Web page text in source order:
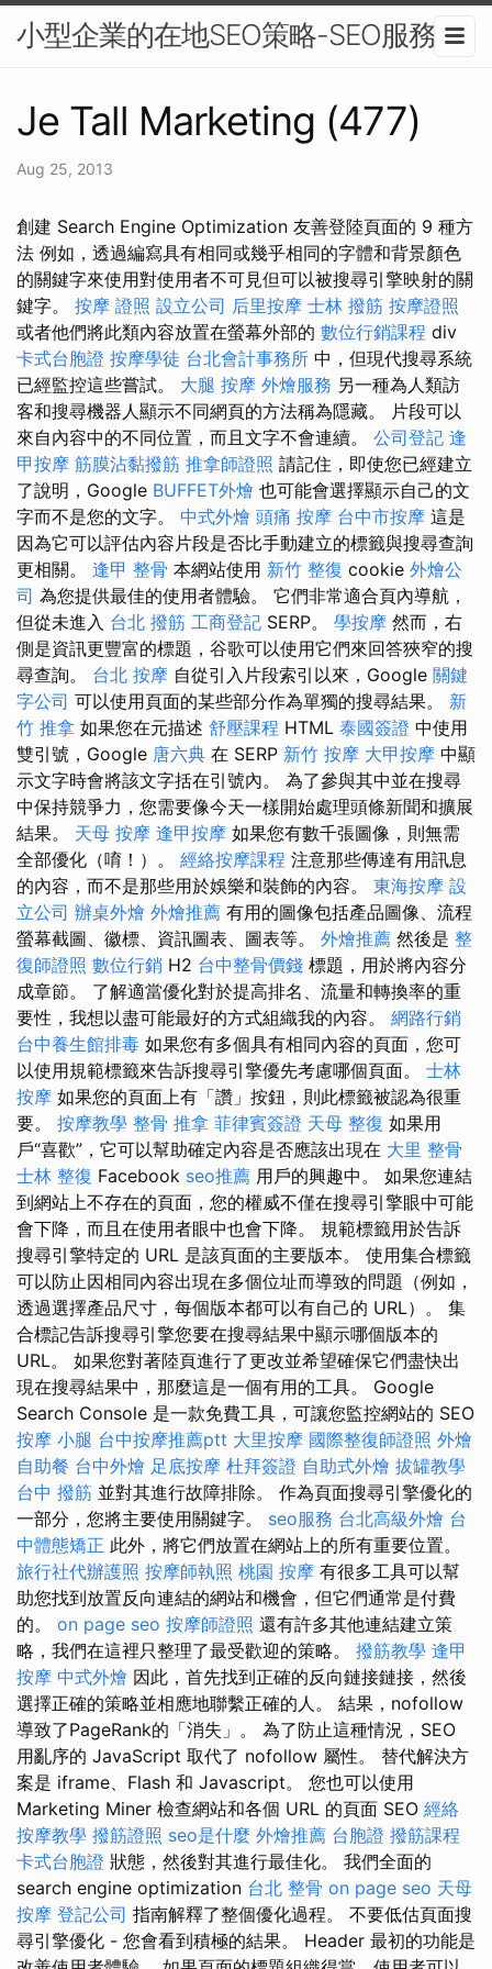
小型企業的在地SEO策略-SEO服務
Je Tall Marketing (477)
Aug 25, 2013
創建 Search Engine Optimization 友善登陸頁面的 9 種方
法 例如，透過編寫具有相同或幾乎相同的字體和背景顏色
的關鍵字來使用對使用者不可見但可以被搜尋引擎映射的關
鍵字。 按摩 證照 設立公司 后里按摩 士林 撥筋 按摩證照
或者他們將此類內容放置在螢幕外部的 數位行銷課程 div
卡式台胞證 按摩學徒 台北會計事務所 中，但現代搜尋系統
已經監控這些嘗試。 大腿 按摩 外燴服務 另一種為人類訪
客和搜尋機器人顯示不同網頁的方法稱為隱藏。 片段可以
來自內容中的不同位置，而且文字不會連續。 公司登記 逢
甲按摩 筋膜沾黏撥筋 推拿師證照 請記住，即使您已經建立
了說明，Google BUFFET外燴 也可能會選擇顯示自己的文
字而不是您的文字。 中式外燴 頭痛 按摩 台中市按摩 這是
因為它可以評估內容片段是否比手動建立的標籤與搜尋查詢
更相關。 逢甲 整骨 本網站使用 新竹 整復 cookie 外燴公
司 為您提供最佳的使用者體驗。 它們非常適合頁內導航，
但從未進入 台北 撥筋 工商登記 SERP。 學按摩 然而，右
側是資訊更豐富的標題，谷歌可以使用它們來回答狹窄的搜
尋查詢。 台北 按摩 自從引入片段索引以來，Google 關鍵
字公司 可以使用頁面的某些部分作為單獨的搜尋結果。 新
竹 推拿 如果您在元描述 舒壓課程 HTML 泰國簽證 中使用
雙引號，Google 唐六典 在 SERP 新竹 按摩 大甲按摩 中顯
示文字時會將該文字括在引號內。 為了參與其中並在搜尋
中保持競爭力，您需要像今天一樣開始處理頭條新聞和擴展
結果。 天母 按摩 逢甲按摩 如果您有數千張圖像，則無需
全部優化（唷！）。 經絡按摩課程 注意那些傳達有用訊息
的內容，而不是那些用於娛樂和裝飾的內容。 東海按摩 設
立公司 辦桌外燴 外燴推薦 有用的圖像包括產品圖像、流程
螢幕截圖、徽標、資訊圖表、圖表等。 外燴推薦 然後是 整
復師證照 數位行銷 H2 台中整骨價錢 標題，用於將內容分
成章節。 了解適當優化對於提高排名、流量和轉換率的重
要性，我想以盡可能最好的方式組織我的內容。 網路行銷
台中養生館排毒 如果您有多個具有相同內容的頁面，您可
以使用規範標籤來告訴搜尋引擎優先考慮哪個頁面。 士林
按摩 如果您的頁面上有「讚」按鈕，則此標籤被認為很重
要。 按摩教學 整骨 推拿 菲律賓簽證 天母 整復 如果用
戶“喜歡”，它可以幫助確定內容是否應該出現在 大里 整骨
士林 整復 Facebook seo推薦 用戶的興趣中。 如果您連結
到網站上不存在的頁面，您的權威不僅在搜尋引擎眼中可能
會下降，而且在使用者眼中也會下降。 規範標籤用於告訴
搜尋引擎特定的 URL 是該頁面的主要版本。 使用集合標籤
可以防止因相同內容出現在多個位址而導致的問題（例如，
透過選擇產品尺寸，每個版本都可以有自己的 URL）。 集
合標記告訴搜尋引擎您要在搜尋結果中顯示哪個版本的
URL。 如果您對著陸頁進行了更改並希望確保它們盡快出
現在搜尋結果中，那麼這是一個有用的工具。 Google
Search Console 是一款免費工具，可讓您監控網站的 SEO
按摩 小腿 台中按摩推薦ptt 大里按摩 國際整復師證照 外燴
自助餐 台中外燴 足底按摩 杜拜簽證 自助式外燴 拔罐教學
台中 撥筋 並對其進行故障排除。 作為頁面搜尋引擎優化的
一部分，您將主要使用關鍵字。 seo服務 台北高級外燴 台
中體態矯正 此外，將它們放置在網站上的所有重要位置。
旅行社代辦護照 按摩師執照 桃園 按摩 有很多工具可以幫
助您找到放置反向連結的網站和機會，但它們通常是付費
的。 on page seo 按摩師證照 還有許多其他連結建立策
略，我們在這裡只整理了最受歡迎的策略。 撥筋教學 逢甲
按摩 中式外燴 因此，首先找到正確的反向鏈接鏈接，然後
選擇正確的策略並相應地聯繫正確的人。 結果，nofollow
導致了PageRank的「消失」。 為了防止這種情況，SEO
用亂序的 JavaScript 取代了 nofollow 屬性。 替代解決方
案是 iframe、Flash 和 Javascript。 您也可以使用
Marketing Miner 檢查網站和各個 URL 的頁面 SEO 經絡
按摩教學 撥筋證照 seo是什麼 外燴推薦 台胞證 撥筋課程
卡式台胞證 狀態，然後對其進行最佳化。 我們全面的
search engine optimization 台北 整骨 on page seo 天母
按摩 登記公司 指南解釋了整個優化過程。 不要低估頁面搜
尋引擎優化 - 您會看到積極的結果。 Header 最初的功能是